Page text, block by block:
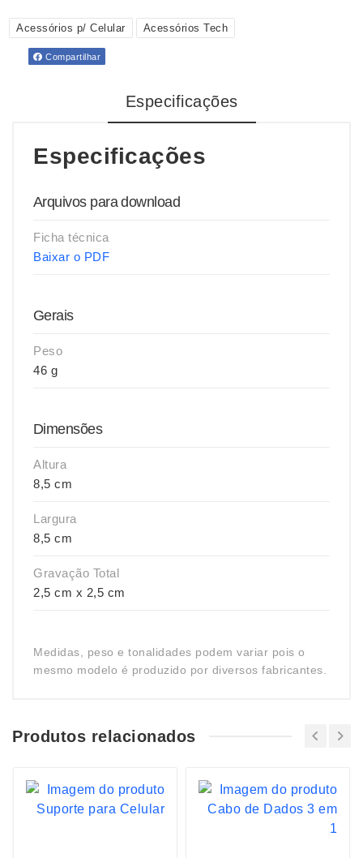
Acessórios p/ Celular Acessórios Tech
Compartilhar
Especificações
Especificações
Arquivos para download
Ficha técnica
Baixar o PDF
Gerais
Peso
46 g
Dimensões
Altura
8,5 cm
Largura
8,5 cm
Gravação Total
2,5 cm x 2,5 cm
Medidas, peso e tonalidades podem variar pois o
mesmo modelo é produzido por diversos fabricantes.
Produtos relacionados